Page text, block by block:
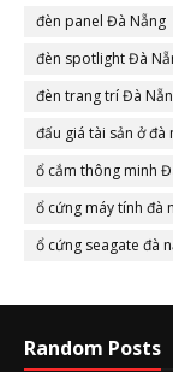
đèn panel Đà Nẵng
đèn spotlight Đà
đèn trang trí Đà
đấu giá tài sản ở đà
ổ cắm thông minh
ổ cứng máy tính đà
ổ cứng seagate đà
Random Posts